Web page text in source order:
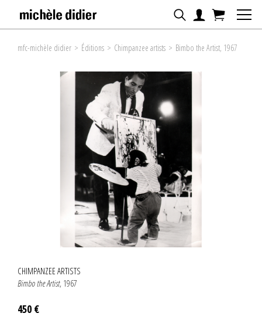
mfc-michèle didier > Éditions > Chimpanzee artists > Bimbo the Artist, 1967
CHIMPANZEE ARTISTS
Bimbo the Artist, 1967
450 €